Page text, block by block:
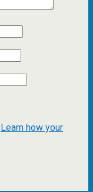
Learn how your